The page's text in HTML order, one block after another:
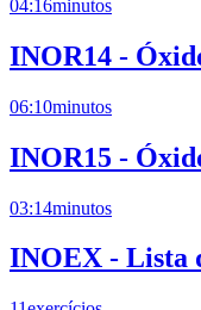
04:16minutos
INOR14 -
06:10minutos
INOR15 -
03:14minutos
INOEX - Lista